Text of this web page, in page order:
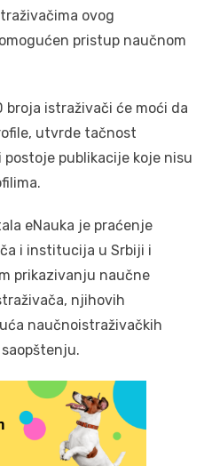
ovog
pristup naučnom
broja istraživači će moći da
utvrde tačnost
publikacije koje nisu
eNauka je praćenje
i institucija u Srbiji i
prikazivanju naučne
njihovih
naučnoistraživačkih